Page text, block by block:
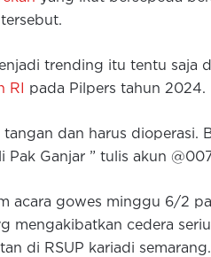
trending itu tentu saja
RI pada Pilpers tahun 2024.
dan harus dioperasi.
Ganjar ” tulis akun
acara gowes minggu 6/2
mengakibatkan cedera
di RSUP kariadi